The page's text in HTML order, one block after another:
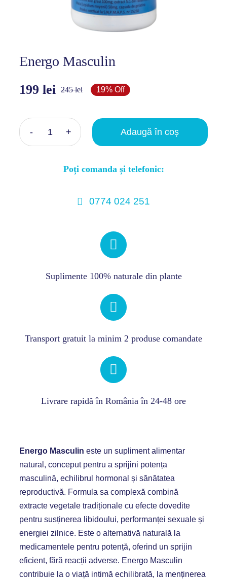
Energo Masculin
245leiPrețul
fost:
199 lei
Prețul
este:
199 lei.
19% Off
Cantitate
Masculin
Adaugă în coș
Poți comanda și telefonic:
0774 024 251
Suplimente 100% naturale din plante
Transport gratuit la minim 2 produse comandate
Livrare rapidă în România în 24-48 ore
Energo Masculin este un supliment alimentar
natural, conceput pentru a sprijini potența
masculină, echilibrul hormonal și sănătatea
reproductivă. Formula sa complexă combină
extracte vegetale tradiționale cu efecte dovedite
pentru susținerea libidoului, performanței sexuale și
energiei zilnice. Este o alternativă naturală la
medicamentele pentru potență, oferind un sprijin
eficient, fără reacții adverse. Energo Masculin
contribuie la o viață intimă echilibrată, la menținerea